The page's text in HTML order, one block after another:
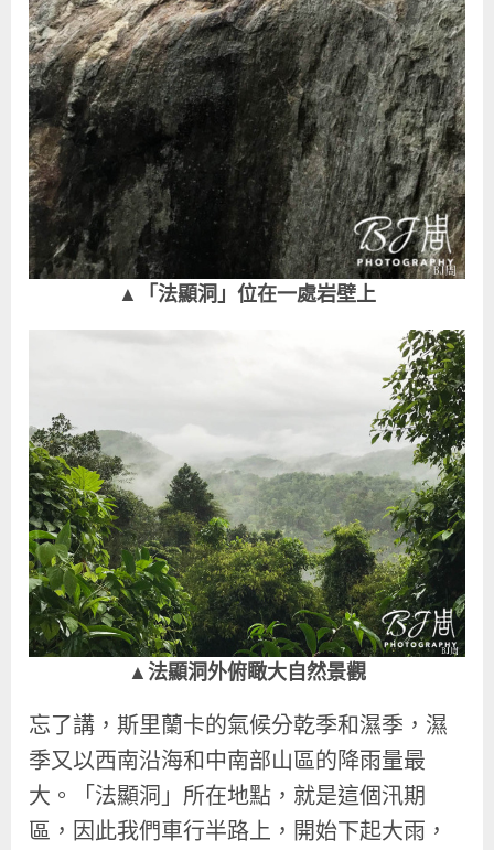
▲「法顯洞」位在一處岩壁上
▲法顯洞外俯瞰大自然景觀
忘了講，斯里蘭卡的氣候分乾季和濕季，濕
季又以西南沿海和中南部山區的降雨量最
大。「法顯洞」所在地點，就是這個汛期
區，因此我們車行半路上，開始下起大雨，